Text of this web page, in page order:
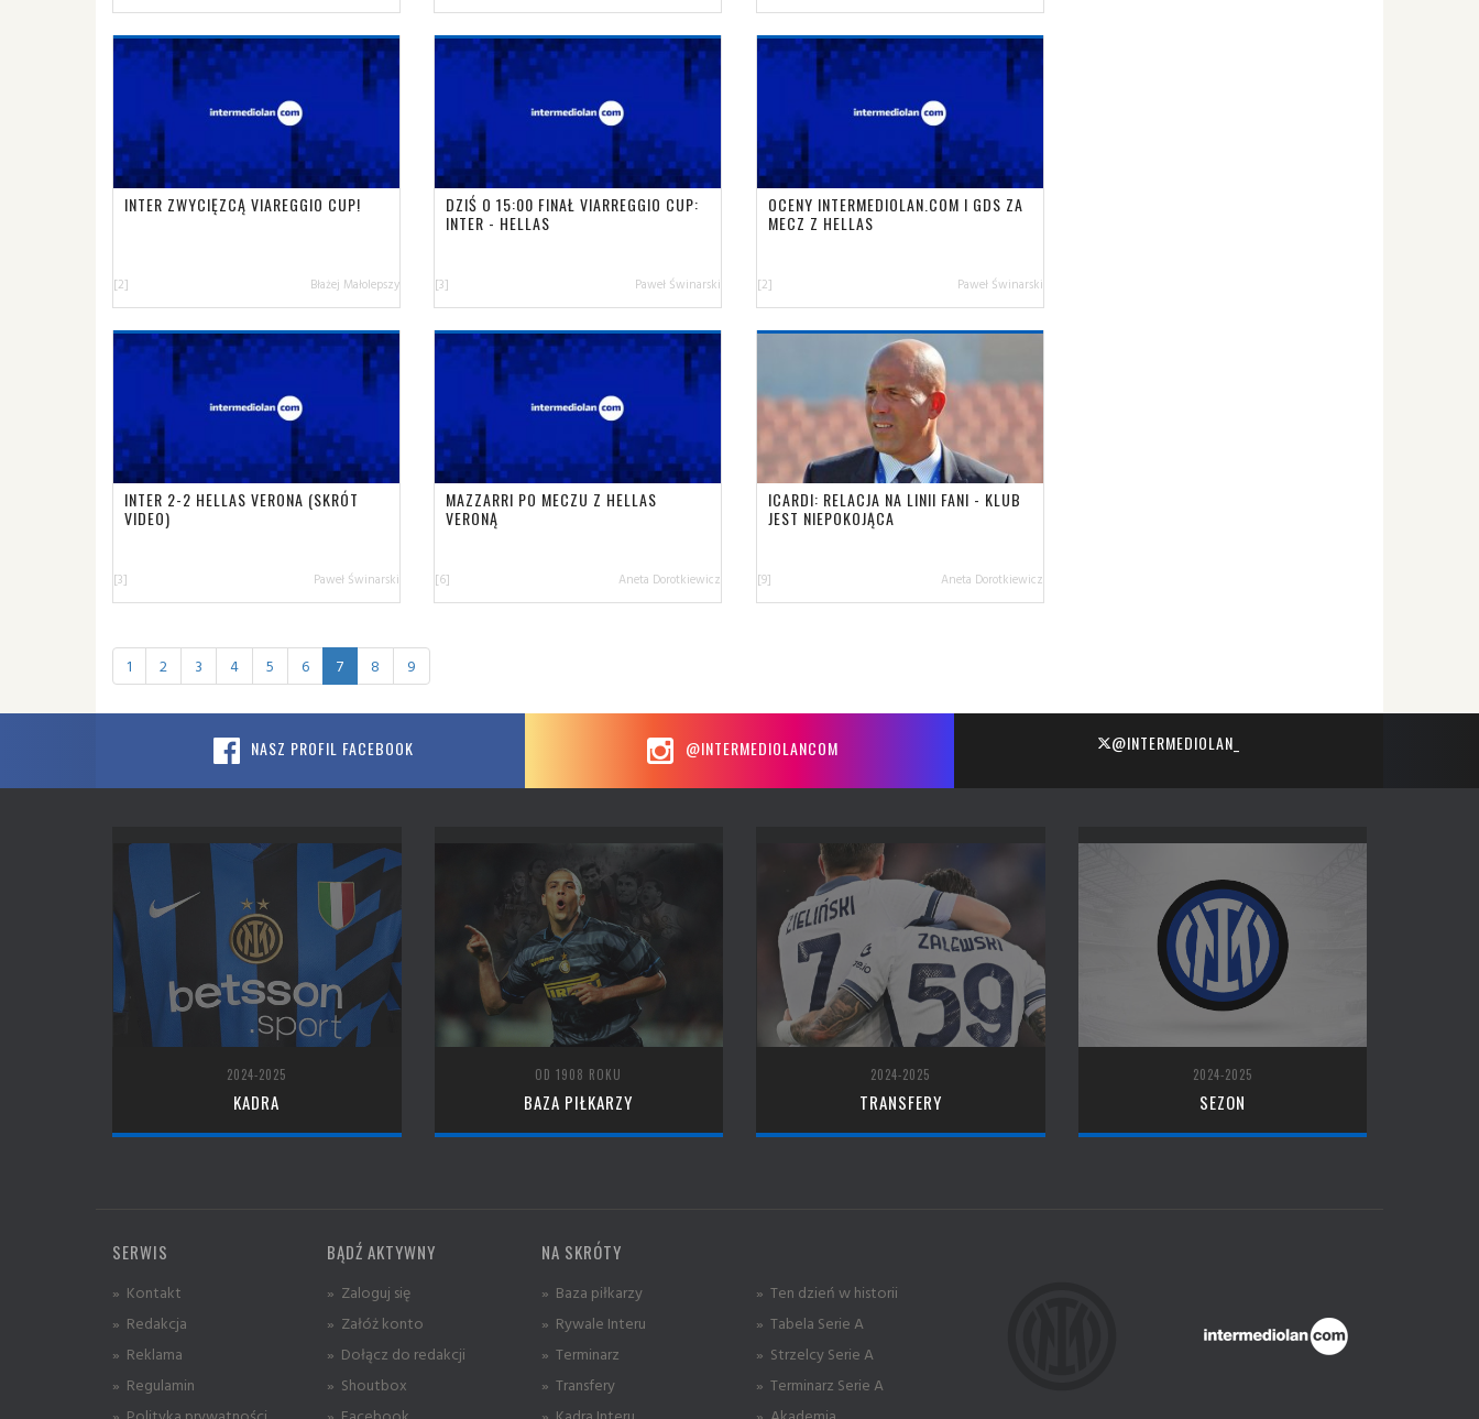
INTER ZWYCIĘZCĄ VIAREGGIO CUP!
[2] Błażej Małolepszy
DZIŚ O 15:00 FINAŁ VIARREGGIO CUP:
INTER - HELLAS
[3] Paweł Świnarski
OCENY INTERMEDIOLAN.COM I GDS ZA
MECZ Z HELLAS
[2] Paweł Świnarski
INTER 2-2 HELLAS VERONA (SKRÓT
VIDEO)
[3] Paweł Świnarski
MAZZARRI PO MECZU Z HELLAS
VERONĄ
[6] Aneta Dorotkiewicz
ICARDI: RELACJA NA LINII FANI - KLUB
JEST NIEPOKOJĄCA
[9] Aneta Dorotkiewicz
1 2 3 4 5 6 7 8 9
NASZ PROFIL FACEBOOK @INTERMEDIOLANCOM @INTERMEDIOLAN_
2024-2025
KADRA
OD 1908 ROKU
BAZA PIŁKARZY
2024-2025
TRANSFERY
2024-2025
SEZON
SERWIS
» Kontakt
» Redakcja
» Reklama
» Regulamin
BĄDŹ AKTYWNY
» Zaloguj się
» Załóż konto
» Dołącz do redakcji
» Shoutbox
NA SKRÓTY
» Baza piłkarzy
» Rywale Interu
» Terminarz
» Transfery
» Ten dzień w historii
» Tabela Serie A
» Strzelcy Serie A
» Terminarz Serie A